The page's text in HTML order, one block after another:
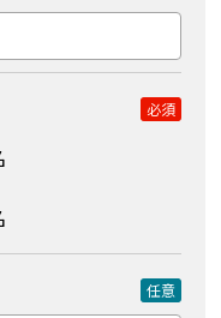
必須
任意